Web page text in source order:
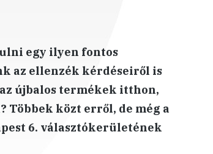
egy ilyen fontos
az ellenzék kérdéseiről is
újbalos termékek itthon,
közt erről, de még a
6. választókerületének